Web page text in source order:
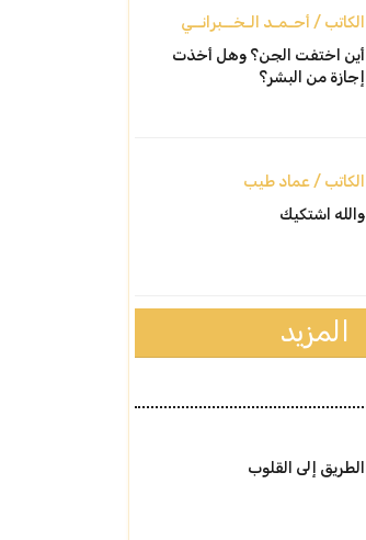
الكاتب / أحـمـد الـخــبرانــي
أين اختفت الجن؟ وهل أخذت
إجازة من البشر؟
الكاتب / عماد طيب
والله اشتكيك
المزيد
الطريق إلى القلوب